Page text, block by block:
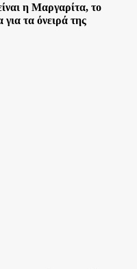
η Μαργαρίτα, το
τα όνειρά της